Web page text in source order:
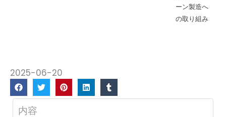
ーン製造へ
の取り組み
2025-06-20
内容